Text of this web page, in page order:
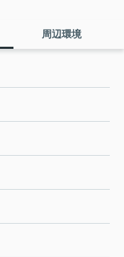
周辺環境